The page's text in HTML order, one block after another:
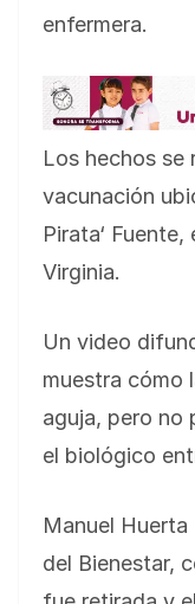
enfermera.
Los hechos se
vacunación
Pirata‘
Virginia.
Un video
muestra cómo
aguja, pero no
el biológico
Manuel
del Bienestar,